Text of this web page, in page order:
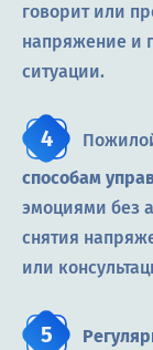
говорит или
напряжение и
ситуации.
способам
эмоциями без
снятия
или